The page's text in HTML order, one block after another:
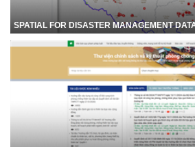
SPATIAL FOR DISASTER MANAGEMENT